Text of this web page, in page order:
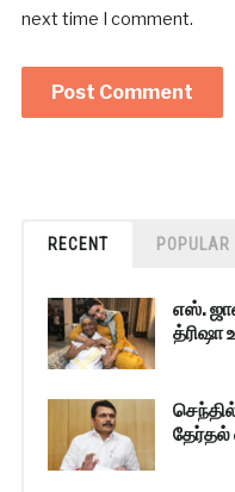
next time I comment.
RECENT POPULAR
எஸ்.
த்ரிஷா
தேர்தல்